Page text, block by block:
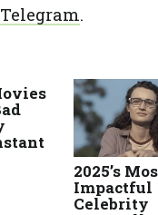
Telegram.